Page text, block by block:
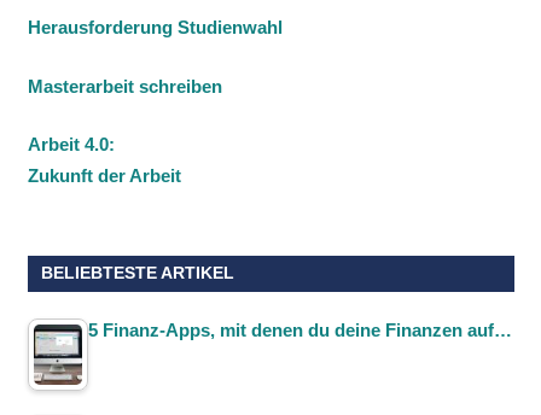
Herausforderung Studienwahl
Masterarbeit schreiben
Arbeit 4.0:
Zukunft der Arbeit
BELIEBTESTE ARTIKEL
5 Finanz-Apps, mit denen du deine Finanzen auf…